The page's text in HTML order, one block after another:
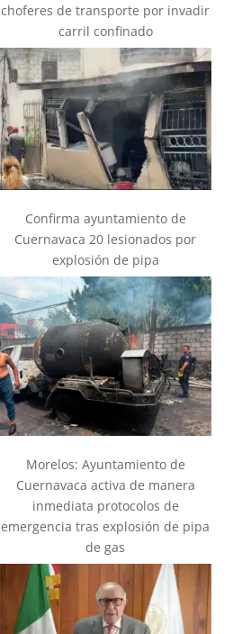
choferes de transporte por invadir
carril confinado
Confirma ayuntamiento de
Cuernavaca 20 lesionados por
explosión de pipa
Morelos: Ayuntamiento de
Cuernavaca activa de manera
inmediata protocolos de
emergencia tras explosión de pipa
de gas